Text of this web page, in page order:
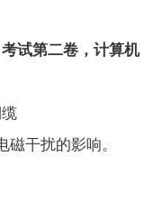
试第二卷，计算机
干扰的影响。